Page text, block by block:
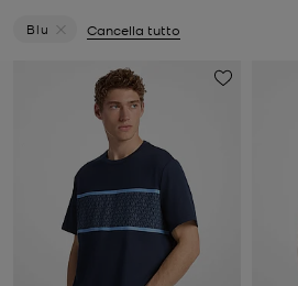
Blu
Cancella tutto